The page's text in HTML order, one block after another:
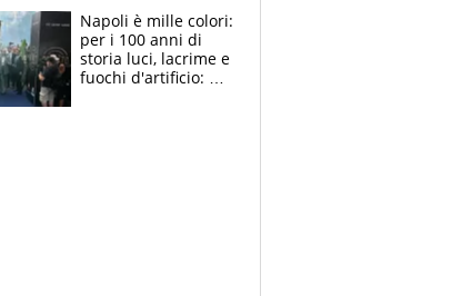
bigliettini
Napoli è mille colori:
per i 100 anni di
storia luci, lacrime e
fuochi d'artificio: De